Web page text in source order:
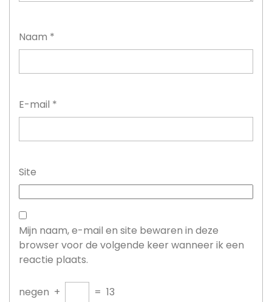
Naam *
E-mail *
Site
Mijn naam, e-mail en site bewaren in deze
browser voor de volgende keer wanneer ik een
reactie plaats.
negen + = 13